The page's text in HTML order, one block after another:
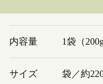
内容量 1袋（
サイズ 袋／約